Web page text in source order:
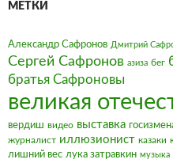
МЕТКИ
Александр Сафронов Дмитрий
Сергей Сафронов азиза бег
братья Сафроновы
великая
вердиш видео выставка
журналист иллюзионист казаки
лишний вес лука затравкин музыка